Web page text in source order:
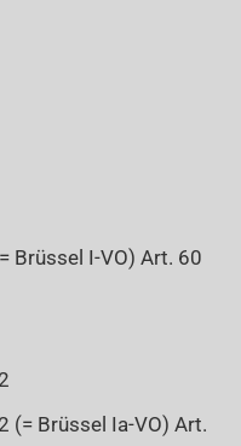
Brüssel I-VO) Art. 60
(= Brüssel Ia-VO) Art.